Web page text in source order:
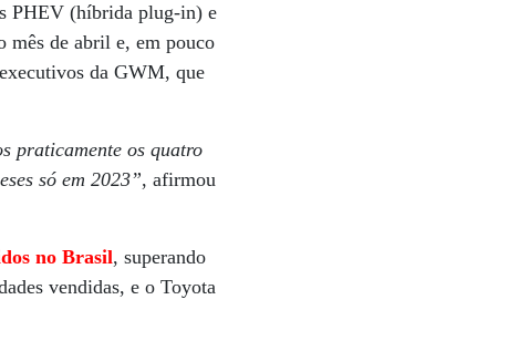
PHEV (híbrida plug-in) e
mês de abril e, em pouco
da GWM, que
praticamente os quatro
só em 2023”, afirmou
no Brasil, superando
vendidas, e o Toyota